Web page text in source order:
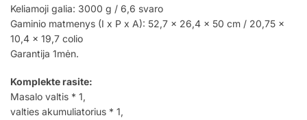
Keliamoji galia: 3000 g / 6,6 svaro
Gaminio matmenys (I x P x A): 52,7 x 26,4 x 50 cm / 20,75 x
10,4 x 19,7 colio
Garantija 1mėn.
Komplekte rasite:
Masalo valtis * 1,
valties akumuliatorius * 1,